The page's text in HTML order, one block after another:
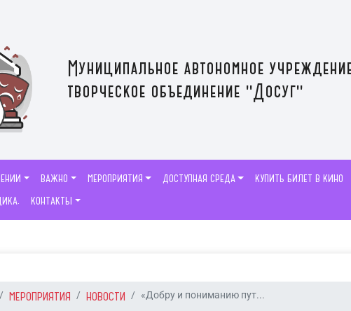
Муниципальное автономное
творческое объединение "Досуг"
ВАЖНО МЕРОПРИЯТИЯ ДОСТУПНАЯ СРЕДА КУПИТЬ БИЛЕТ В КИНО
КОНТАКТЫ
МЕРОПРИЯТИЯ НОВОСТИ «Добру и пониманию пут...